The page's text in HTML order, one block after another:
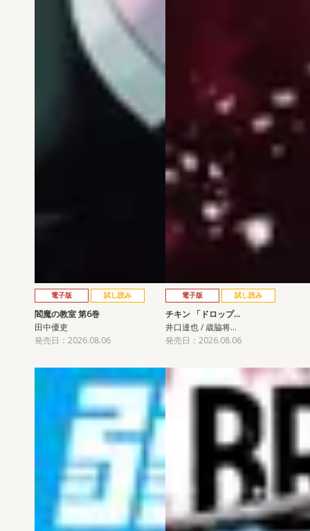
電子版 試し読み
閻魔の教室 第6巻
田中優吏
発売日：2026.08.06
電子版 試し読み
チキン 「ドロップ…
井口達也 / 歳脇将…
発売日：2026.08.06